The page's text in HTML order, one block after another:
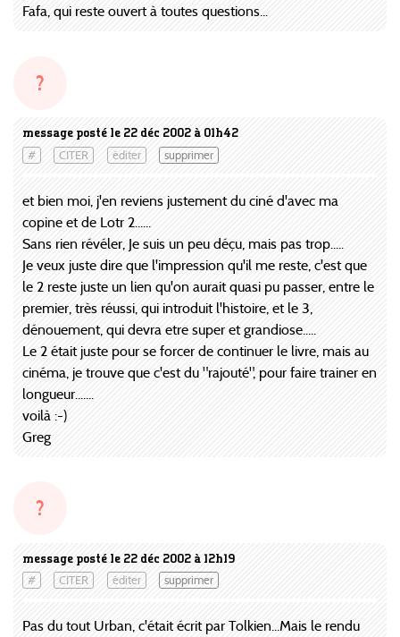
Fafa, qui reste ouvert à toutes questions...
message posté le 22 déc 2002 à 01h42
# CITER éditer supprimer
?
et bien moi, j'en reviens justement du ciné d'avec ma
copine et de Lotr 2......
Sans rien révéler, Je suis un peu déçu, mais pas trop.....
Je veux juste dire que l'impression qu'il me reste, c'est que
le 2 reste juste un lien qu'on aurait quasi pu passer, entre le
premier, très réussi, qui introduit l'histoire, et le 3,
dénouement, qui devra etre super et grandiose.....
Le 2 était juste pour se forcer de continuer le livre, mais au
cinéma, je trouve que c'est du "rajouté", pour faire trainer en
longueur.......
voilà :-)
Greg
message posté le 22 déc 2002 à 12h19
# CITER éditer supprimer
?
Pas du tout Urban, c'était écrit par Tolkien...Mais le rendu